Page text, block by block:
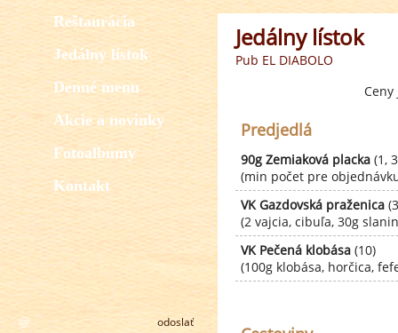
Reštaurácia
Jedálny lístok
Denné menu
Akcie a novinky
Fotoalbumy
Kontakt
odoslať
Jedálny lístok
Pub EL DIABOLO
Predjedlá
90g Zemiaková placka (1,
(min počet pre
VK Gazdovská praženica
(2 vajcia, cibuľa, 30g
VK Pečená klobása (10)
(100g klobása, horčica,